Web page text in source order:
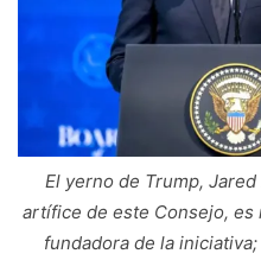
El yerno de Trump,
artífice de este Consejo, es
fundadora de la